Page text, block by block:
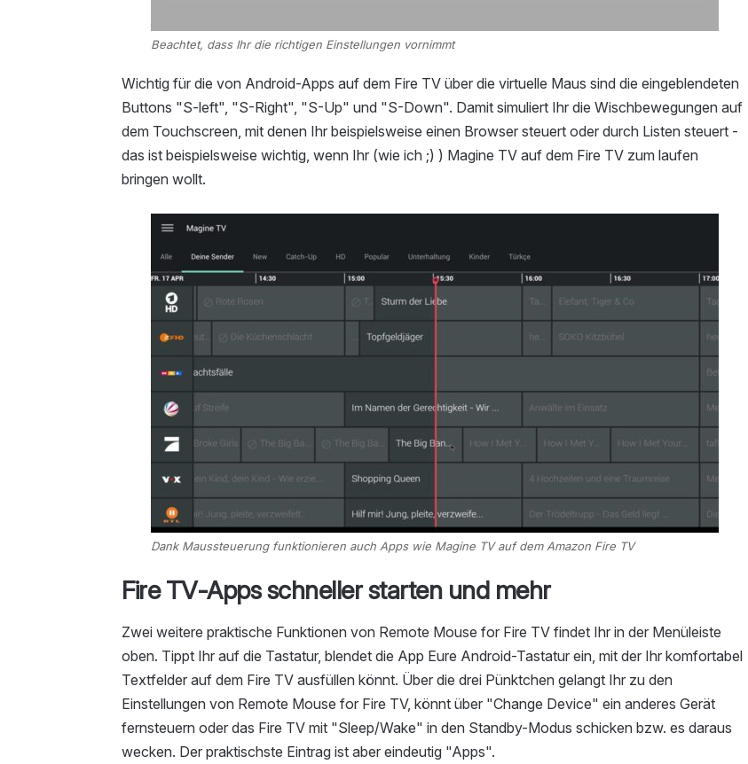
Beachtet, dass Ihr die richtigen Einstellungen vornimmt
Wichtig für die von Android-Apps auf dem Fire TV über die virtuelle Maus sind die eingeblendeten
Buttons "S-left", "S-Right", "S-Up" und "S-Down". Damit simuliert Ihr die Wischbewegungen auf
dem Touchscreen, mit denen Ihr beispielsweise einen Browser steuert oder durch Listen steuert -
das ist beispielsweise wichtig, wenn Ihr (wie ich ;) ) Magine TV auf dem Fire TV zum laufen
bringen wollt.
Dank Maussteuerung funktionieren auch Apps wie Magine TV auf dem Amazon Fire TV
Fire TV-Apps schneller starten und mehr
Zwei weitere praktische Funktionen von Remote Mouse for Fire TV findet Ihr in der Menüleiste
oben. Tippt Ihr auf die Tastatur, blendet die App Eure Android-Tastatur ein, mit der Ihr komfortabel
Textfelder auf dem Fire TV ausfüllen könnt. Über die drei Pünktchen gelangt Ihr zu den
Einstellungen von Remote Mouse for Fire TV, könnt über "Change Device" ein anderes Gerät
fernsteuern oder das Fire TV mit "Sleep/Wake" in den Standby-Modus schicken bzw. es daraus
wecken. Der praktischste Eintrag ist aber eindeutig "Apps".